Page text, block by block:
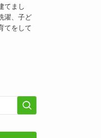
てまし
濯、子ど
てをして